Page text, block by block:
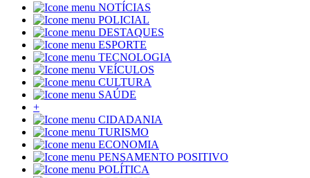
NOTÍCIAS
POLICIAL
DESTAQUES
ESPORTE
TECNOLOGIA
VEÍCULOS
CULTURA
SAÚDE
+
CIDADANIA
TURISMO
ECONOMIA
PENSAMENTO POSITIVO
POLÍTICA